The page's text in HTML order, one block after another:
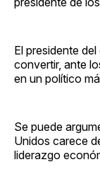
El presidente
convertir, ante
en un político
Se puede
Unidos carece
liderazgo